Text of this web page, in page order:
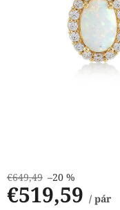
€649,49 –20 %
€519,59 / pár